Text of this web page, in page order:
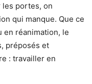
les portes, on
qui manque. Que ce
en réanimation, le
préposés et
: travailler en